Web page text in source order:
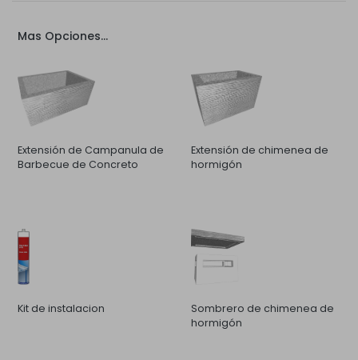
Mas Opciones...
Extensión de Campanula de
Barbecue de Concreto
Extensión de chimenea de
hormigón
Kit de instalacion
Sombrero de chimenea de
hormigón